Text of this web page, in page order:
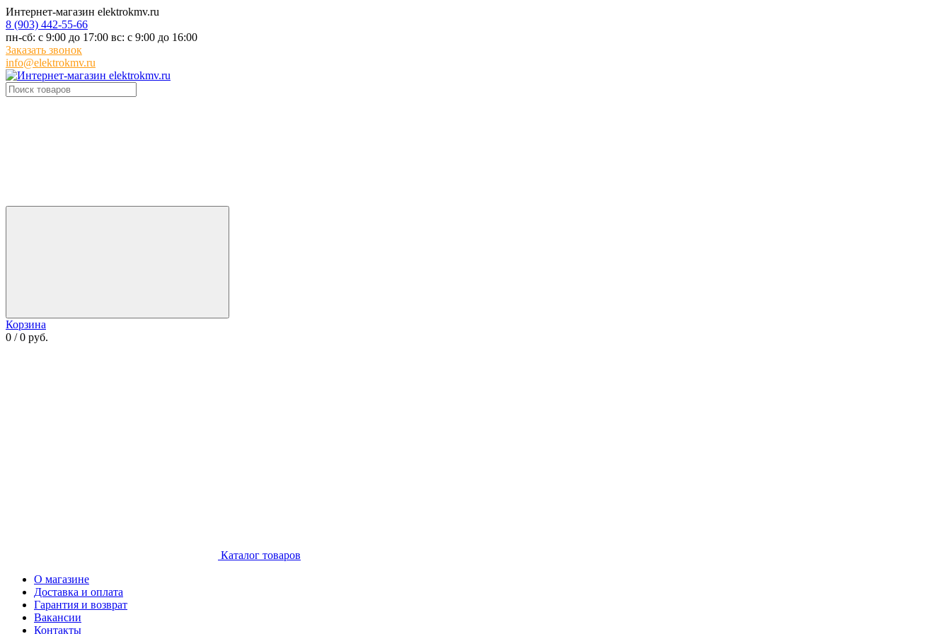
Интернет-магазин elektrokmv.ru
8 (903) 442-55-66
пн-сб: с 9:00 до 17:00 вс: с 9:00 до 16:00
Заказать звонок
info@elektrokmv.ru
Корзина
0 / 0 руб.
Каталог товаров
О магазине
Доставка и оплата
Гарантия и возврат
Вакансии
Контакты